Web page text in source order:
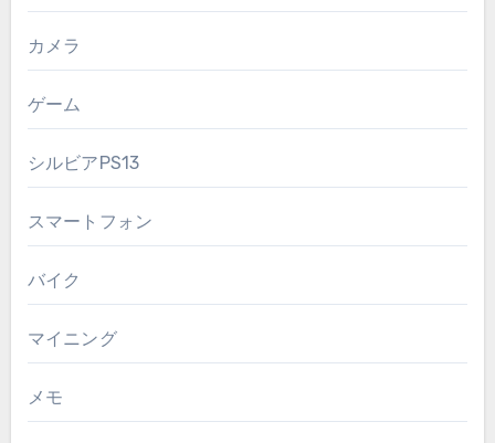
カメラ
ゲーム
シルビアPS13
スマートフォン
バイク
マイニング
メモ